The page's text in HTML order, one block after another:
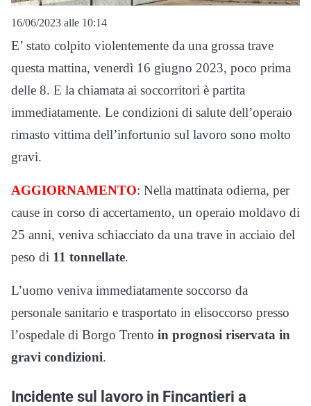
16/06/2023 alle 10:14
E’ stato colpito violentemente da una grossa trave
questa mattina, venerdì 16 giugno 2023, poco prima
delle 8. E la chiamata ai soccorritori è partita
immediatamente. Le condizioni di salute dell’operaio
rimasto vittima dell’infortunio sul lavoro sono molto
gravi.
AGGIORNAMENTO: Nella mattinata odierna, per
cause in corso di accertamento, un operaio moldavo di
25 anni, veniva schiacciato da una trave in acciaio del
peso di 11 tonnellate.
L’uomo veniva immediatamente soccorso da
personale sanitario e trasportato in elisoccorso presso
l’ospedale di Borgo Trento in prognosi riservata in
gravi condizioni.
Incidente sul lavoro in Fincantieri a